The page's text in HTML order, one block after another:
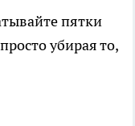
пятки
убирая то,